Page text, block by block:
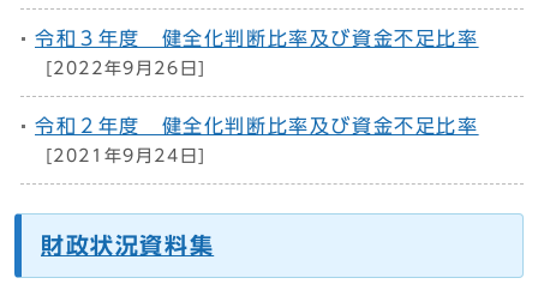
令和３年度 健全化判断比率及び資金不足比率
[2022年9月26日]
令和２年度 健全化判断比率及び資金不足比率
[2021年9月24日]
財政状況資料集